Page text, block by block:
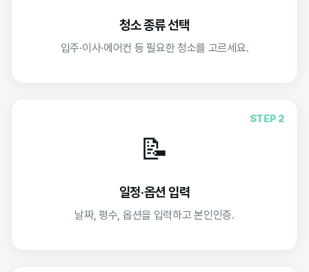
청소 종류 선택
입주·이사·에어컨 등 필요한 청소를 고르세요.
STEP 2
📝
일정·옵션 입력
날짜, 평수, 옵션을 입력하고 본인인증.